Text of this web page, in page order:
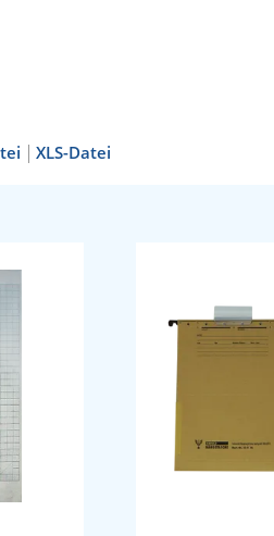
XLS-Datei